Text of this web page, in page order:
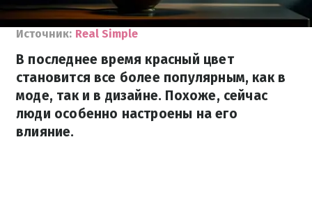
Источник: Real Simple
В последнее время красный цвет
становится все более популярным, как в
моде, так и в дизайне. Похоже, сейчас
люди особенно настроены на его
влияние.